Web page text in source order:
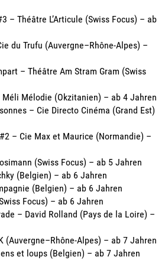
– Théâtre L’Articule (Swiss Focus) – ab
du Trufu (Auvergne–Rhône-Alpes) –
– Théâtre Am Stram Gram (Swiss
Mélodie (Okzitanien) – ab 4 Jahren
– Cie Directo Cinéma (Grand Est)
– Cie Max et Maurice (Normandie) –
(Swiss Focus) – ab 5 Jahren
(Belgien) – ab 6 Jahren
(Belgien) – ab 6 Jahren
Focus) – ab 6 Jahren
– David Rolland (Pays de la Loire) –
(Auvergne–Rhône-Alpes) – ab 7 Jahren
et loups (Belgien) – ab 7 Jahren